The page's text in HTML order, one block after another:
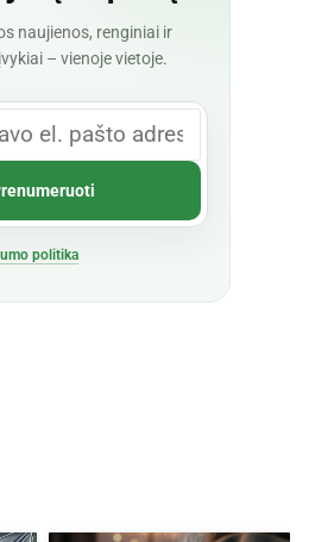
naujienos, renginiai ir
– vienoje vietoje.
politika